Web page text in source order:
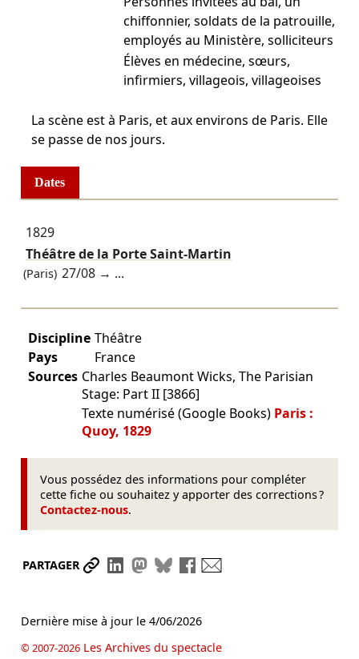
chiffonnier, soldats de la patrouille,
employés au Ministère, solliciteurs
Élèves en médecine, sœurs,
infirmiers, villageois, villageoises
La scène est à Paris, et aux environs de Paris. Elle
se passe de nos jours.
Dates
1829
Théâtre de la Porte Saint-Martin
(Paris) 27/08 → ...
Discipline Théâtre
Pays
France
Sources Charles Beaumont Wicks, The Parisian
Stage: Part II [3866]
Texte numérisé (Google Books) Paris :
Quoy, 1829
Vous possédez des informations pour compléter
cette fiche ou souhaitez y apporter des corrections ?
Contactez-nous.
PARTAGER Partager le lien
Partager sur LinkedIn
Partager sur Mastodon
Partager sur Bluesky
Partager sur Facebook
Dernière mise à jour le 4/06/2026
© 2007-2026Les Archives du spectacle